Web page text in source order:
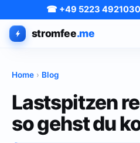
☎ +49 5223 4921030
stromfee.me
Home › Blog
Lastspitzen
so gehst du